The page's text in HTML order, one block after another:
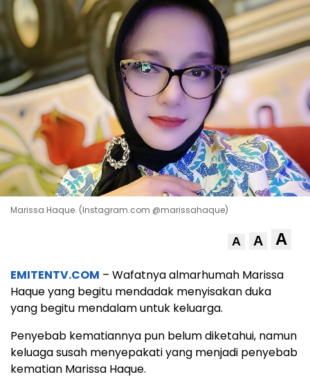
Marissa Haque. (Instagram.com @marissahaque)
A A A
EMITENTV.COM – Wafatnya almarhumah Marissa
Haque yang begitu mendadak menyisakan duka
yang begitu mendalam untuk keluarga.
Penyebab kematiannya pun belum diketahui, namun
keluaga susah menyepakati yang menjadi penyebab
kematian Marissa Haque.